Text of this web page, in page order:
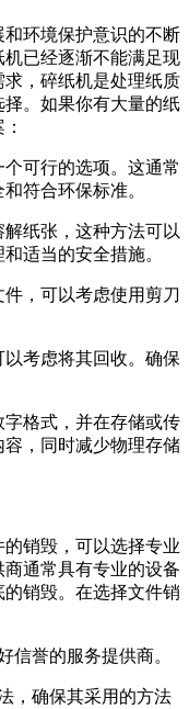
环境保护意识的不断
已经逐渐不能满足现
，碎纸机是处理纸质
。如果你有大量的纸
可行的选项。这通常
符合环保标准。
纸张，这种方法可以
适当的安全措施。
，可以考虑使用剪刀
考虑将其回收。确保
格式，并在存储或传
，同时减少物理存储
销毁，可以选择专业
通常具有专业的设备
销毁。在选择文件销
信誉的服务提供商。
，确保其采用的方法